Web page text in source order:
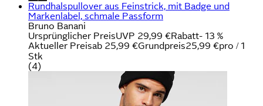
Rundhalspullover aus Feinstrick, mit Badge und
Markenlabel, schmale Passform
Bruno Banani
Ursprünglicher PreisUVP 29,99 €Rabatt- 13 %
Aktueller Preisab 25,99 €Grundpreis25,99 €pro / 1
Stk
(4)